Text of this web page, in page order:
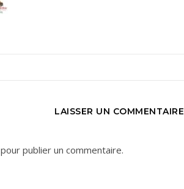
LAISSER UN COMMENTAIRE
pour publier un commentaire.